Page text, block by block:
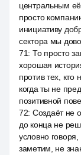
центральным
просто
инициативу
сектора мы
71: То просто
хорошая
против тех, кто
когда ты не
позитивной
72: Создаёт не
до конца не
условно
заметим, не